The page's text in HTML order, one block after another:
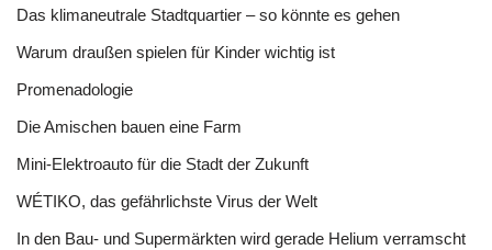
Das klimaneutrale Stadtquartier – so könnte es gehen
Warum draußen spielen für Kinder wichtig ist
Promenadologie
Die Amischen bauen eine Farm
Mini-Elektroauto für die Stadt der Zukunft
WÉTIKO, das gefährlichste Virus der Welt
In den Bau- und Supermärkten wird gerade Helium verramscht